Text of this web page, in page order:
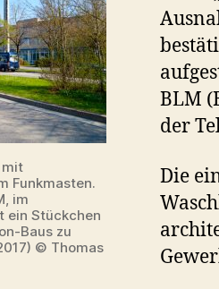
mit
Funkmasten.
im
ein Stückchen
Baus zu
© Thomas
BLM
der
Die